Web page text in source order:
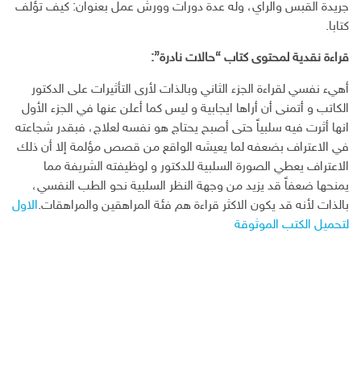
جريدة القبس والراي، وله عدة دورات وورش عمل بعنوان: كيف تؤلف
كتابا.
قراءة نقدية لمحتوى كتاب “حالات نادرة”:
أهيء نفسي لقراءة الجزء الثاني وبالذات لأرى التأثيرات على الدكتور
الكاتب و أتمنى أن أراها ايجابية و ليس كما أعلن عنها في الجزء الأول
انها أثرت فيه سلبياً حتى أصبح يحتاج هو نفسه لعلاج، فبقدر شجاعته
في الاعتراف بضعفه لما يعيشه الواقع من قصص مؤلمة إلا أن ذلك
الاعتراف يعطي الصورة السلبية للدكتور و لوظيفته الشريفة مما
يمنحها ضعفاً قد يزيد من وجهة النظر السلبية نحو الطب النفسي،
بالذات لأنه قد يكون الاكثر قراءة هم فئة المراهقين والمراهقات.الاول
لتحميل الكتب الموثوقة